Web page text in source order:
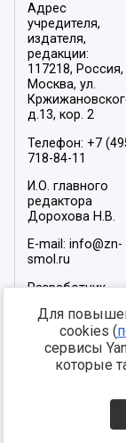
Адрес
учредителя,
издателя,
редакции:
117218, Россия,
Москва, ул.
д.13, кор. 2
Телефон: +7
718-84-11
И.О. главного
редактора
Дорохова Н.В.
E-mail: info@zn-
smol.ru
Разработчик
2026
Мы в
сетях:
Для
cookies (
сервисы
которые